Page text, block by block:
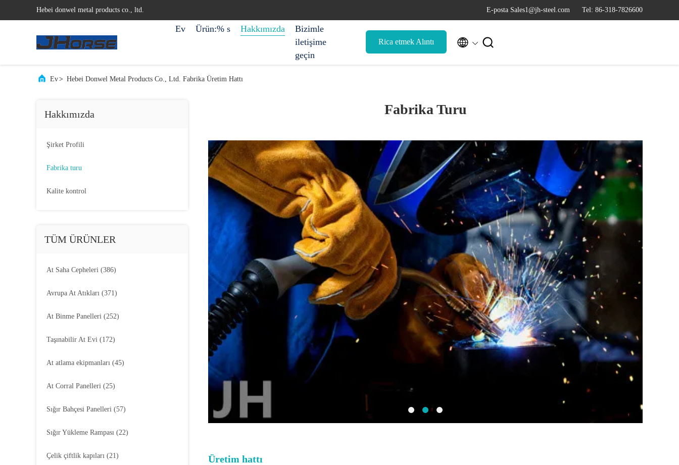
Hebei donwel metal products co., ltd. E-posta Sales1@jh-steel.com Tel: 86-318-7826600
Ev Ürün:% s Hakkımızda
Bizimle
iletişime
geçin
Rica etmek Alıntı  
Ev> Hebei Donwel Metal Products Co., Ltd. Fabrika Üretim Hattı
Hakkımızda
Şirket Profili
Fabrika turu
Kalite kontrol
TÜM ÜRÜNLER
At Saha Cepheleri (386)
Avrupa At Atıkları (371)
At Binme Panelleri (252)
Taşınabilir At Evi (172)
At atlama ekipmanları (45)
At Corral Panelleri (25)
Sığır Bahçesi Panelleri (57)
Sığır Yükleme Rampası (22)
Çelik çiftlik kapıları (21)
Fabrika Turu
Üretim hattı